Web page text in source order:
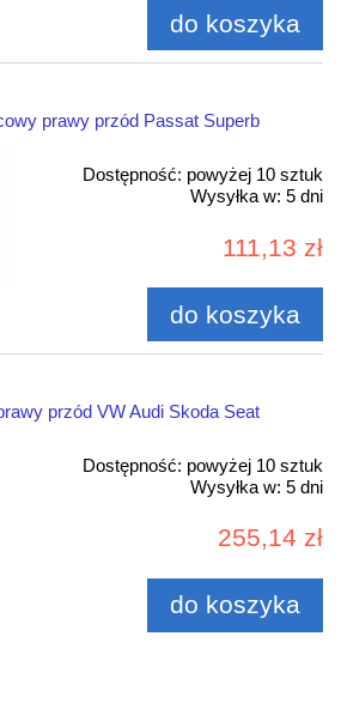
do koszyka
prawy przód Passat Superb
Dostępność: powyżej 10 sztuk
Wysyłka w: 5 dni
111,13 zł
do koszyka
przód VW Audi Skoda Seat
Dostępność: powyżej 10 sztuk
Wysyłka w: 5 dni
255,14 zł
do koszyka